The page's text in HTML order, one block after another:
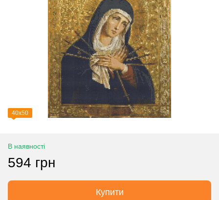
40х50
В наявності
594 грн
Купити